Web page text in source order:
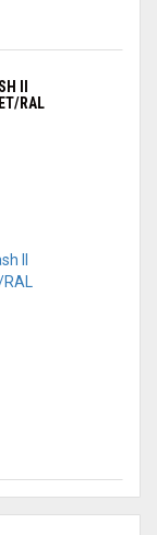
II
RAL